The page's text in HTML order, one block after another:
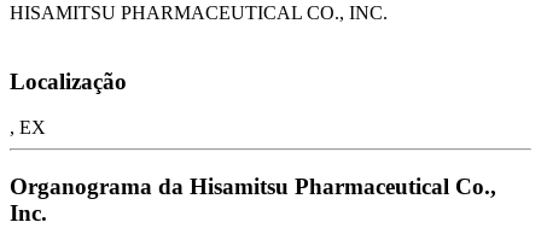
HISAMITSU PHARMACEUTICAL CO., INC.
Localização
, EX
Organograma da Hisamitsu Pharmaceutical Co.,
Inc.